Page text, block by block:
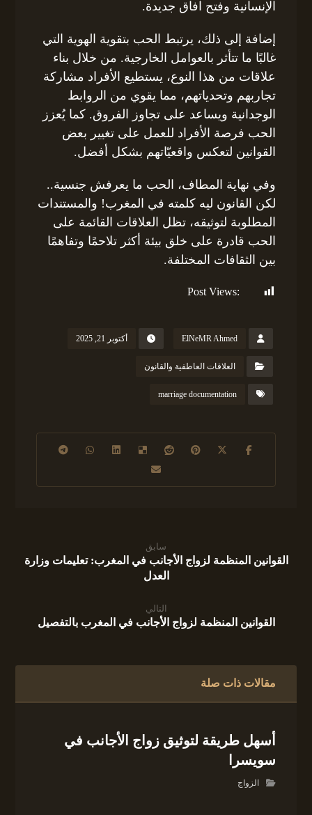
الإنسانية وفتح آفاق جديدة.
إضافة إلى ذلك، يرتبط الحب بتقوية الهوية التي
غالبًا ما تتأثر بالعوامل الخارجية. من خلال بناء
علاقات من هذا النوع، يستطيع الأفراد مشاركة
تجاربهم وتحدياتهم، مما يقوي من الروابط
الوجدانية ويساعد على تجاوز الفروق. كما يُعزز
الحب فرصة الأفراد للعمل على تغيير بعض
القوانين لتعكس واقعيّاتهم بشكل أفضل.
وفي نهاية المطاف، الحب ما يعرفش جنسية..
لكن القانون ليه كلمته في المغرب! والمستندات
المطلوبة لتوثيقه، تظل العلاقات القائمة على
الحب قادرة على خلق بيئة أكثر تلاحمًا وتفاهمًا
بين الثقافات المختلفة.
Post Views:
ElNeMR Ahmed أكتوبر 21, 2025
العلاقات العاطفية والقانون
marriage documentation
سابق
القوانين المنظمة لزواج الأجانب في المغرب: تعليمات وزارة
العدل
التالي
القوانين المنظمة لزواج الأجانب في المغرب بالتفصيل
مقالات ذات صلة
أسهل طريقة لتوثيق زواج الأجانب في
سويسرا
الزواج